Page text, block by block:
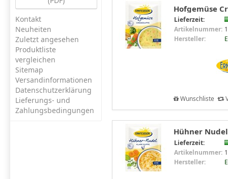
Kontakt
Neuheiten
Zuletzt angesehen
Produktliste
vergleichen
Sitemap
Versandinformationen
Datenschutzerklärung
Lieferungs- und
Zahlungsbedingungen
Hofgemüse
Lieferzeit:
Artikelnummer:
Hersteller:
Wunschliste
Hühner
Lieferzeit:
Artikelnummer:
Hersteller: